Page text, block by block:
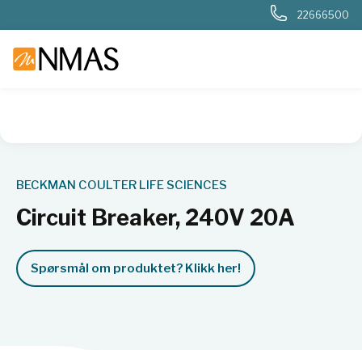
22666500
BECKMAN COULTER LIFE SCIENCES
Circuit Breaker, 240V 20A
Spørsmål om produktet? Klikk her!